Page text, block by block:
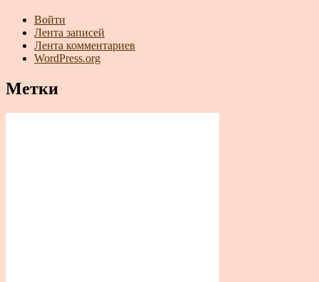
Войти
Лента записей
Лента комментариев
WordPress.org
Метки